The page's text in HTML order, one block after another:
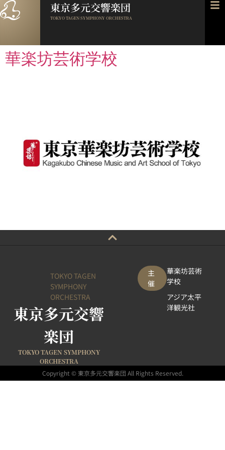
東京多元交響楽団
TOKYO TAGEN SYMPHONY ORCHESTRA
華楽坊芸術学校
TOKYO TAGEN
SYMPHONY
ORCHESTRA
東京多元交響
楽団
TOKYO TAGEN SYMPHONY
ORCHESTRA
主
催
華楽坊芸術
学校
アジア太平
洋観光社
Copyright © 東京多元交響楽団 All Rights Reserved.